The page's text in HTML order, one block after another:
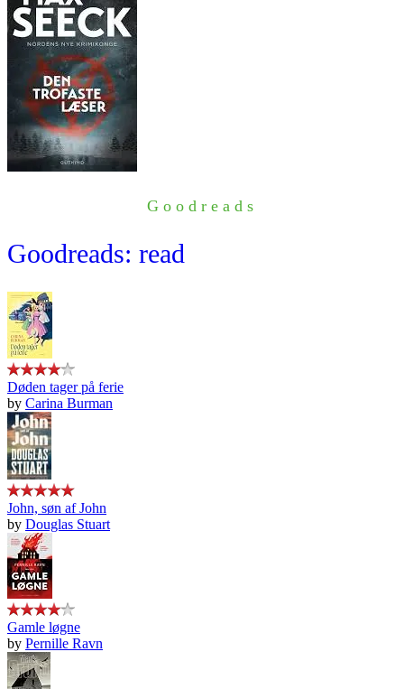
Goodreads
Goodreads: read
Døden tager på ferie
by Carina Burman
John, søn af John
by Douglas Stuart
Gamle løgne
by Pernille Ravn